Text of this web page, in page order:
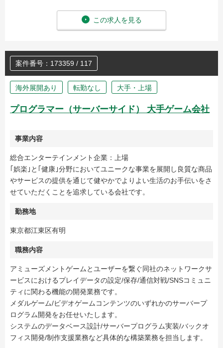
この求人を見る
案件番号：173359 / 117
海外展開あり 転勤なし 大手・上場
プログラマー（サーバーサイド） 大手ゲーム会社
事業内容
総合エンターテインメント企業：上場
｢娯楽｣と｢健康｣分野においてユニークな事業を展開し良質な商品
やサービスの提供を通じて健やかでよりよい生活のお手伝いをさ
せていただくことを追求している会社です。
勤務地
東京都江東区有明
職務内容
アミューズメントゲームとユーザーを繋ぐ同社のネットワークサ
ービスにおけるプレイデータの設定/保存/通信対戦/SNSコミュニ
ティに関わる機能の開発業務です。
メダルゲーム/ビデオゲームコンテンツのいずれかのサーバープ
ログラム開発をお任せいたします。
システムのデータベース設計/サーバープログラム実装/バックオ
フィス開発/制作支援業務など具体的な構築業務を担当します。